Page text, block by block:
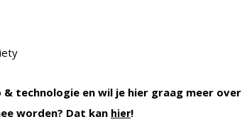
technologie en wil je hier graag meer over
worden? Dat kan hier!